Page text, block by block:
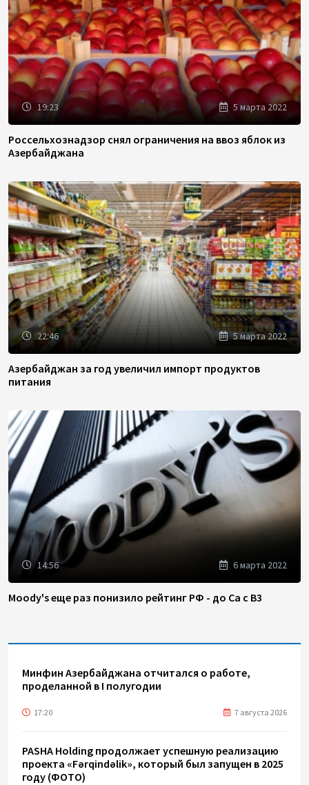
19:23 5 марта 2022
Россельхознадзор снял ограничения на ввоз яблок из
Азербайджана
22:46 5 марта 2022
Азербайджан за год увеличил импорт продуктов
питания
14:56 6 марта 2022
Moody's еще раз понизило рейтинг РФ - до Ca с B3
Минфин Азербайджана отчитался о работе,
проделанной в I полугодии
17:20 7 августа 2026
PASHA Holding продолжает успешную реализацию
проекта «Fərqindəlik», который был запущен в 2025
году (ФОТО)